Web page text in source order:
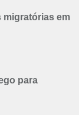
migratórias em
para